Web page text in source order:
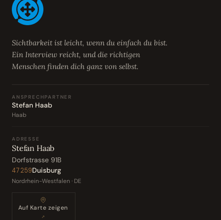
Sichtbarkeit ist leicht, wenn du einfach du bist.
Ein Interview reicht, und die richtigen
Menschen finden dich ganz von selbst.
ANSPRECHPARTNER
Stefan Haab
Haab
ADRESSE
Stefan Haab
Dorfstrasse 91B
47259Duisburg
Nordrhein-Westfalen · DE
Auf Karte zeigen
↗